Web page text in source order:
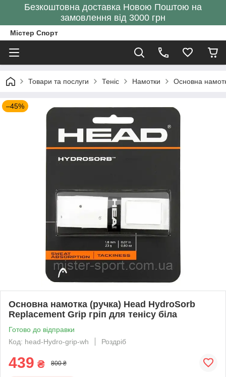
Безкоштовна доставка Новою Поштою на
замовлення від 3000 грн
Містер Спорт
Товари та послуги Теніс Намотки Основна
–45%
Основна намотка (ручка) Head HydroSorb
Replacement Grip гріп для тенісу біла
Готово до відправки
Код: head-Hydro-grip-wh
Роздріб
439 ₴ 800 ₴